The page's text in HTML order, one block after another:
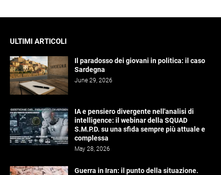
ULTIMI ARTICOLI
Il paradosso dei giovani in politica: il caso
Sardegna
June 29, 2026
IA e pensiero divergente nell'analisi di
intelligence: il webinar della SQUAD
S.M.P.D. su una sfida sempre più attuale e
complessa
May 28, 2026
Guerra in Iran: il punto della situazione.